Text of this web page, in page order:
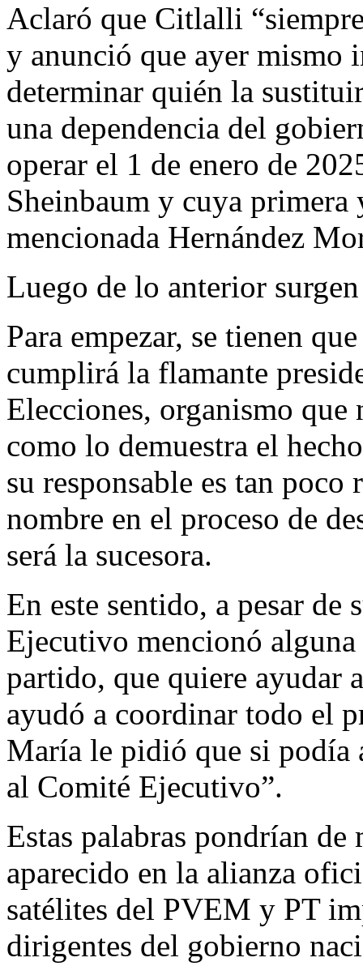
Aclaró que Citlalli
y anunció que ayer mismo
determinar quién la
una dependencia del
operar el 1 de enero de
Sheinbaum y cuya
mencionada Hernández
Luego de lo anterior
Para empezar, se tienen
cumplirá la flamante
Elecciones, organismo
como lo demuestra el
su responsable es tan
nombre en el proceso de
será la sucesora.
En este sentido, a pesar de
Ejecutivo mencionó
partido, que quiere ayudar
ayudó a coordinar todo el
María le pidió que si podía
al Comité Ejecutivo”.
Estas palabras pondrían
aparecido en la alianza
satélites del PVEM y PT
dirigentes del gobierno